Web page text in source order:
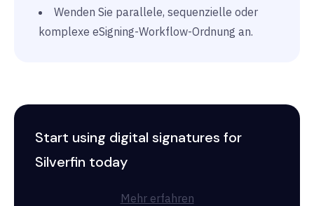
Wenden Sie parallele, sequenzielle oder
komplexe eSigning-Workflow-Ordnung an.
Start using digital signatures for
Silverfin today
Mehr erfahren